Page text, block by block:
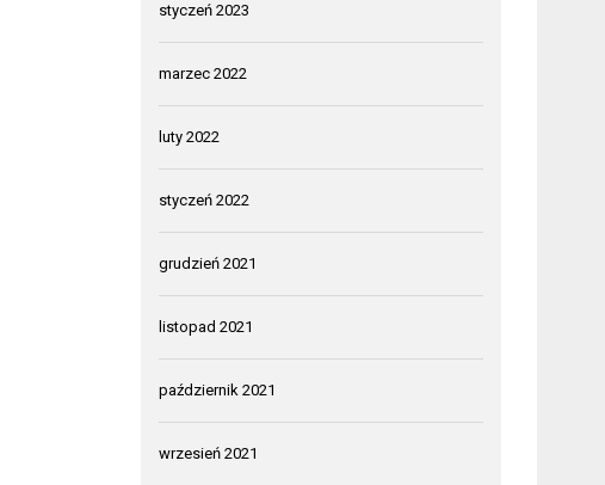
styczeń 2023
marzec 2022
luty 2022
styczeń 2022
grudzień 2021
listopad 2021
październik 2021
wrzesień 2021